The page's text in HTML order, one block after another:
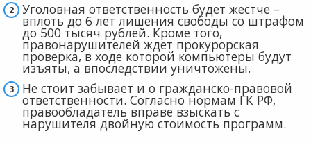
Уголовная ответственность будет жестче –
вплоть до 6 лет лишения свободы со штрафом
до 500 тысяч рублей. Кроме того,
правонарушителей ждет прокурорская
проверка, в ходе которой компьютеры будут
изъяты, а впоследствии уничтожены.
Не стоит забывает и о гражданско-правовой
ответственности. Согласно нормам ГК РФ,
правообладатель вправе взыскать с
нарушителя двойную стоимость программ.